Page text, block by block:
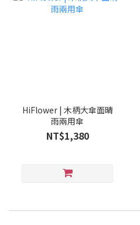
HiFlower | 木柄大傘面晴
雨兩用傘
NT$1,380